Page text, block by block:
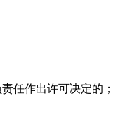
任作出许可决定的；